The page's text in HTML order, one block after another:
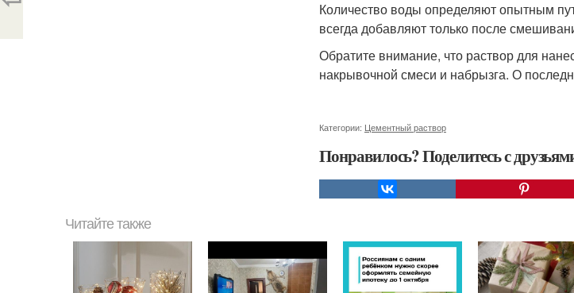
Количество воды определяют опытным
всегда добавляют только после
Обратите внимание, что раствор для
накрывочной смеси и набрызга. О
Категории: Цементный раствор
Понравилось? Поделитесь с
Читайте также